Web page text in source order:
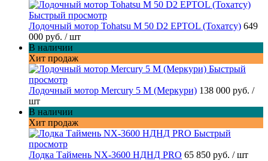
Быстрый просмотр
Лодочный мотор Tohatsu M 50 D2 EPTOL (Тохатсу) 649
000 руб. / шт
В наличии
Хит продаж
Быстрый
просмотр
Лодочный мотор Mercury 5 M (Меркури) 138 000 руб. /
шт
В наличии
Хит продаж
Быстрый
просмотр
Лодка Таймень NX-3600 НДНД PRO 65 850 руб. / шт